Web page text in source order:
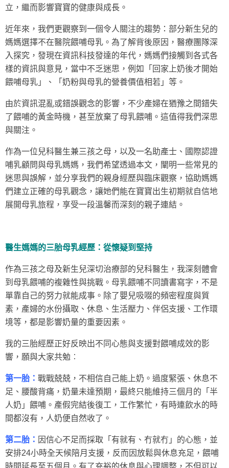
立，繼而影響寶寶的健康與成長。
近年來，我們更觀察到一個令人關注的趨勢：部分新生兒的
媽媽選擇不在醫院餵哺母乳。為了解背後原因，醫療團隊深
入探究，發現在資訊科技發達的年代，媽媽們接觸到各式各
樣的資訊與意見，當中不乏迷思，例如「回家上奶後才開始
餵哺母乳」、「奶粉與母乳的營養價值相若」等。
由於資訊混亂或錯誤觀念的影響，不少產婦在猶豫之間錯失
了餵哺的黃金時機，甚至放棄了母乳餵哺。這值得我們深思
與關注。
作為一位兒科醫生兼三孩之母，以及一名助產士、國際認證
哺乳顧問與母乳媽媽，我們希望透過本文，闡明一些常見的
迷思與誤解，並分享我們的親身經歷與臨床觀察，協助媽媽
們建立正確的母乳觀念，讓她們能在寶寶出生初期就自信地
展開母乳旅程，享受一段溫馨而深刻的親子連結。
醫生媽媽的三胎母乳經歷：從懷疑到堅持
作為三孩之母及新生兒深切治療部的兒科醫生，我深刻體會
到母乳餵哺的複雜性與挑戰。母乳餵哺不同讀書寫字，不是
單靠自己的努力就能成事。除了嬰兒吸啜的頻密程度與質
素，產婦的水份攝取、休息、生活壓力、伴侶支援、工作環
境等，都是影響奶量的重要因素。
我的三胎經歷正好反映出不同心態與支援對餵哺成效的影
響，願與大家共勉︰
第一胎： 戰戰兢兢，不相信自己能上奶。過度緊張、休息不
足、腰酸背痛，奶量未達預期，最終只能維持三個月的「半
人奶」餵哺。產假完結後復工，工作繁忙，有時連飲水的時
間都沒有，人奶便自然收了。
第二胎： 因信心不足而採取「有就有、冇就冇」的心態，並
安排24小時全天候陪月支援，反而因放鬆與休息充足，餵哺
時間延長至五個月。有了充裕的休息與心理調整，不但可以